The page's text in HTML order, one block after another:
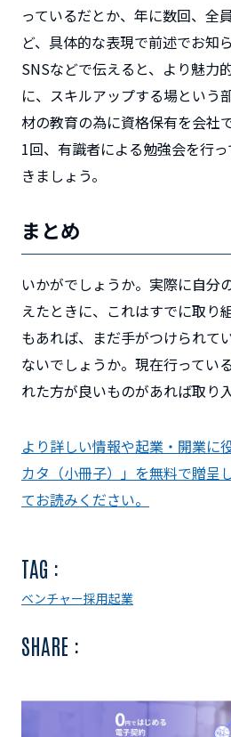
っているだとか、年に数回、全
ど、具体的な表現で前述でお知
SNSなどで伝えると、より魅力
に、スキルアップする場という
材の教育の為に資格保有を会社
1回、有識者による勉強会を行
きましょう。
まとめ
いかがでしょうか。実際に自分
えたときに、これはすでに取り
もあれば、まだ手がつけられて
ないでしょうか。現在行ってい
れた方が良いものがあれば取り
より詳しい情報や起業・開業に
カタ（小冊子）」を無料で贈呈
てお読みください。
TAG :
ベンチャー採用起業
SHARE :